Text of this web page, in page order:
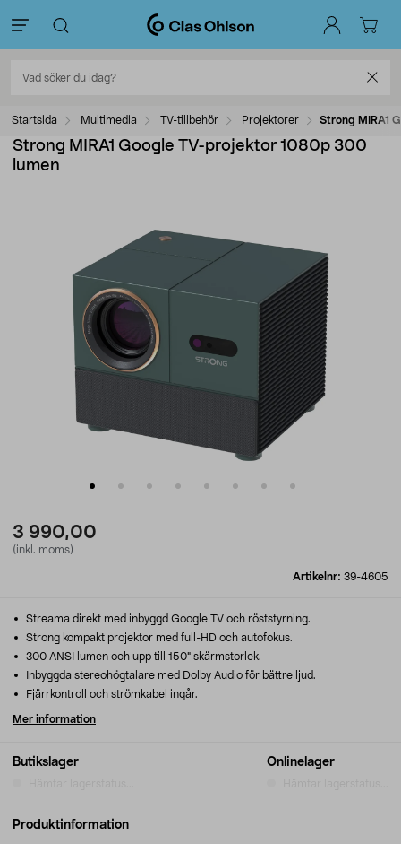
Startsida Multimedia TV-tillbehör Projektorer Strong MIRA1
Strong MIRA1 Google TV-projektor 1080p 300
lumen
3 990,00
(inkl. moms)
Artikelnr: 39-4605
Butikslager Onlinelager
Streama direkt med inbyggd Google TV och röststyrning.
Strong kompakt projektor med full-HD och autofokus.
300 ANSI lumen och upp till 150" skärmstorlek.
Inbyggda stereohögtalare med Dolby Audio för bättre ljud.
Fjärrkontroll och strömkabel ingår.
Mer information
Produktinformation